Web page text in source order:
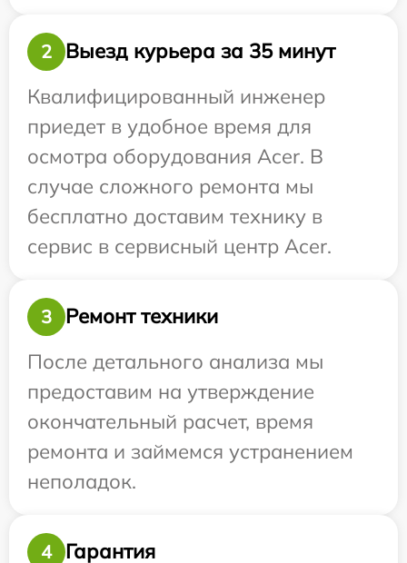
2
Выезд курьера за 35 минут
Квалифицированный инженер
приедет в удобное время для
осмотра оборудования Acer. В
случае сложного ремонта мы
бесплатно доставим технику в
сервис в сервисный центр Acer.
3
Ремонт техники
После детального анализа мы
предоставим на утверждение
окончательный расчет, время
ремонта и займемся устранением
неполадок.
4 Гарантия